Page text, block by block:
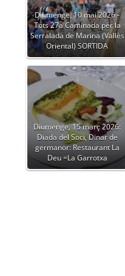
Diumenge, 10 mai 2026 -
Tots 27a Caminada per la
Serralada de Marina (Vallès
Oriental) SORTIDA
Diumenge, 15 març 2026:
Diada del Soci, Dinar de
germanor: Restaurant La
Deu =La Garrotxa